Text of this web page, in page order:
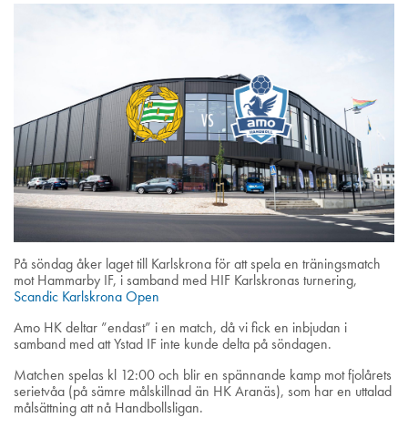
På söndag åker laget till Karlskrona för att spela en träningsmatch
mot Hammarby IF, i samband med HIF Karlskronas turnering,
Scandic Karlskrona Open
Amo HK deltar ”endast” i en match, då vi fick en inbjudan i
samband med att Ystad IF inte kunde delta på söndagen.
Matchen spelas kl 12:00 och blir en spännande kamp mot fjolårets
serietvåa (på sämre målskillnad än HK Aranäs), som har en uttalad
målsättning att nå Handbollsligan.